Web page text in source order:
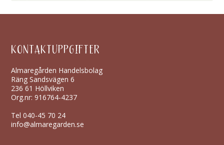
KONTAKTUPPGIFTER
Almaregården Handelsbolag
Räng Sandsvägen 6
236 61 Höllviken
Org.nr: 916764-4237
Tel040-45 70 24
info@almaregarden.se